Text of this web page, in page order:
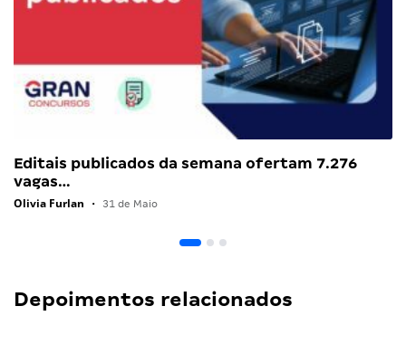
Editais publicados da semana ofertam 7.276
vagas…
Olivia Furlan • 31 de Maio
Depoimentos relacionados